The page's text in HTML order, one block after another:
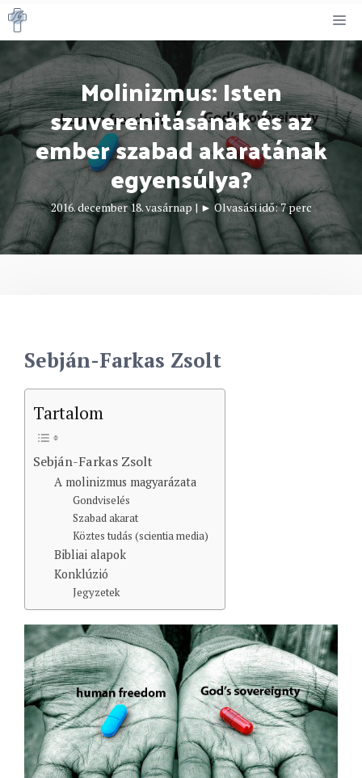
Kilépés
a
tartalomba
Molinizmus: Isten
szuverenitásának és az
ember szabad akaratának
egyensúlya?
2016. december 18. vasárnap | ► Olvasási idő:7perc
Sebján-Farkas Zsolt
Tartalom
Sebján-Farkas Zsolt
A molinizmus magyarázata
Gondviselés
Szabad akarat
Köztes tudás (scientia media)
Bibliai alapok
Konklúzió
Jegyzetek